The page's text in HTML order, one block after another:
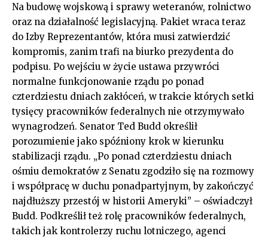
Na budowę wojskową i sprawy weteranów, rolnictwo
oraz na działalność legislacyjną. Pakiet wraca teraz
do Izby Reprezentantów, która musi zatwierdzić
kompromis, zanim trafi na biurko prezydenta do
podpisu. Po wejściu w życie ustawa przywróci
normalne funkcjonowanie rządu po ponad
czterdziestu dniach zakłóceń, w trakcie których setki
tysięcy pracowników federalnych nie otrzymywało
wynagrodzeń. Senator Ted Budd określił
porozumienie jako spóźniony krok w kierunku
stabilizacji rządu. „Po ponad czterdziestu dniach
ośmiu demokratów z Senatu zgodziło się na rozmowy
i współpracę w duchu ponadpartyjnym, by zakończyć
najdłuższy przestój w historii Ameryki” – oświadczył
Budd. Podkreślił też rolę pracowników federalnych,
takich jak kontrolerzy ruchu lotniczego, agenci